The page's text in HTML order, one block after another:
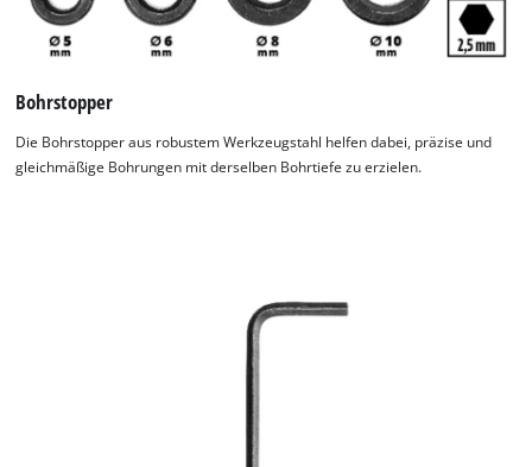
Bohrstopper
Die Bohrstopper aus robustem Werkzeugstahl helfen dabei, präzise und
gleichmäßige Bohrungen mit derselben Bohrtiefe zu erzielen.